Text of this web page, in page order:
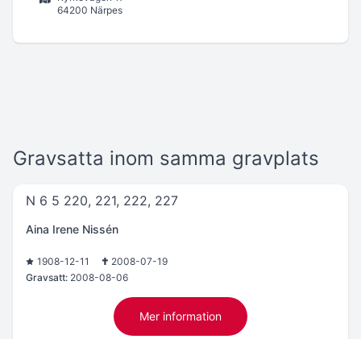
64200 Närpes
Gravsatta inom samma gravplats
N 6 5 220, 221, 222, 227
Aina Irene Nissén
1908-12-11
2008-07-19
Gravsatt: 2008-08-06
Mer information